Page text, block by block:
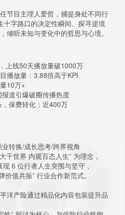
节目主理人爱哲，捕捉身处不同行
十字路口的决定性瞬间、探寻逆境
倾听未知与变化中的哲思与心境。
上线50天播放量破1000万
播放量：3.88倍高于KPI
10万+
道引爆破圈传播热度
保费转化：近400万
转换/成长思考/跨界视角
千世界 内观百态人生” 为理念，
6 位行者人生突围与坚守，
值共振” 行业合作新范式。
洋产险通过精品化内容包装提升品